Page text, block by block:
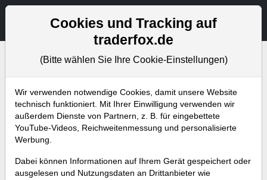
Aktien- und Artikelsuche
Bevorstehende Webinare Alle Aufzeichnungen
Cookies und Tracking auf
traderfox.de
(Bitte wählen Sie Ihre Cookie-Einstellungen)
Wir verwenden notwendige Cookies, damit unsere Website
technisch funktioniert. Mit Ihrer Einwilligung verwenden wir
außerdem Dienste von Partnern, z. B. für eingebettete
YouTube-Videos, Reichweitenmessung und personalisierte
Werbung.
Dabei können Informationen auf Ihrem Gerät gespeichert oder
ausgelesen und Nutzungsdaten an Drittanbieter wie